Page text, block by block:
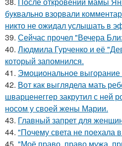
буквально взорвали
никто не ожидал услышать в
39. Сейчас прочел "Вечера
40. Людмила Гурченко и её
который запомнился.
41. Эмоциональное выгорание
42. Вот как выглядела мать
шварценеггер закрутил с ней
носом у своей жены Марии.
43. Главный запрет для
44. "Почему света не поехала